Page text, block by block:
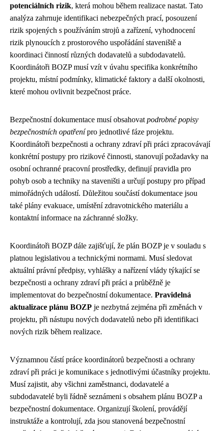
potenciálních rizik, která mohou během realizace nastat. Tato
analýza zahrnuje identifikaci nebezpečných prací, posouzení
rizik spojených s používáním strojů a zařízení, vyhodnocení
rizik plynoucích z prostorového uspořádání staveniště a
koordinaci činností různých dodavatelů a subdodavatelů.
Koordinátoři BOZP musí vzít v úvahu specifika konkrétního
projektu, místní podmínky, klimatické faktory a další okolnosti,
které mohou ovlivnit bezpečnost práce.
Bezpečnostní dokumentace musí obsahovat podrobné popisy
bezpečnostních opatřenípro jednotlivé fáze projektu.
Koordinátoři bezpečnosti a ochrany zdraví při práci zpracovávají
konkrétní postupy pro rizikové činnosti, stanovují požadavky na
osobní ochranné pracovní prostředky, definují pravidla pro
pohyb osob a techniky na staveništi a určují postupy pro případ
mimořádných událostí. Důležitou součástí dokumentace jsou
také plány evakuace, umístění zdravotnického materiálu a
kontaktní informace na záchranné složky.
Koordinátoři BOZP dále zajišťují, že plán BOZP je v souladu s
platnou legislativou a technickými normami. Musí sledovat
aktuální právní předpisy, vyhlášky a nařízení vlády týkající se
bezpečnosti a ochrany zdraví při práci a průběžně je
implementovat do bezpečnostní dokumentace. Pravidelná
aktualizace plánu BOZP je nezbytná zejména při změnách v
projektu, při nástupu nových dodavatelů nebo při identifikaci
nových rizik během realizace.
Významnou částí práce koordinátorů bezpečnosti a ochrany
zdraví při práci je komunikace s jednotlivými účastníky projektu.
Musí zajistit, aby všichni zaměstnanci, dodavatelé a
subdodavatelé byli řádně seznámeni s obsahem plánu BOZP a
bezpečnostní dokumentace. Organizují školení, provádějí
instruktáže a kontrolují, zda jsou stanovená bezpečnostní